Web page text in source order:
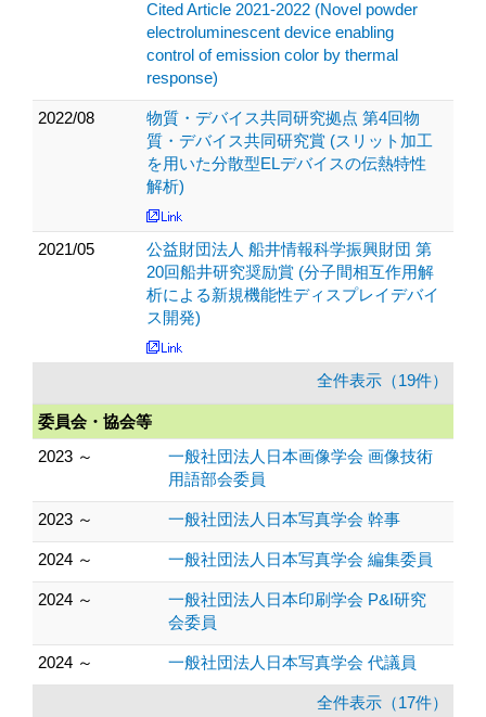
Cited Article 2021-2022 (Novel powder
electroluminescent device enabling
control of emission color by thermal
response)
2022/08
物質・デバイス共同研究拠点 第4回物
質・デバイス共同研究賞 (スリット加工
を用いた分散型ELデバイスの伝熱特性
解析)
2021/05
公益財団法人 船井情報科学振興財団 第
20回船井研究奨励賞 (分子間相互作用解
析による新規機能性ディスプレイデバイ
ス開発)
全件表示（19件）
委員会・協会等
2023 ～
一般社団法人日本画像学会 画像技術
用語部会委員
2023 ～ 一般社団法人日本写真学会 幹事
2024 ～ 一般社団法人日本写真学会 編集委員
2024 ～
一般社団法人日本印刷学会 P&I研究
会委員
2024 ～ 一般社団法人日本写真学会 代議員
全件表示（17件）